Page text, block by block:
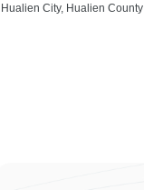
Hualien City, Hualien County